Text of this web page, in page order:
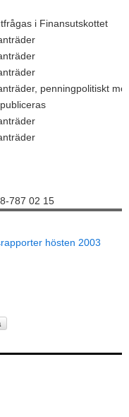
i Finansutskottet
penningpolitiskt
787 02 15
hösten 2003